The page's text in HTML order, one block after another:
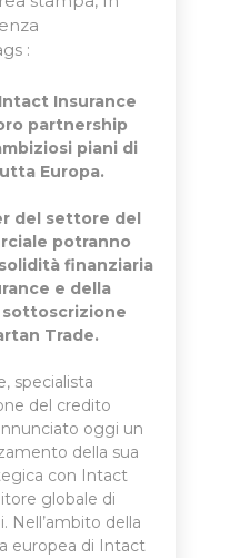
:
Insurance
partnership
piani di
Europa.
del settore del
potranno
finanziaria
e della
Trade.
specialista
del credito
oggi un
della sua
con Intact
globale di
Nell’ambito della
europea di Intact